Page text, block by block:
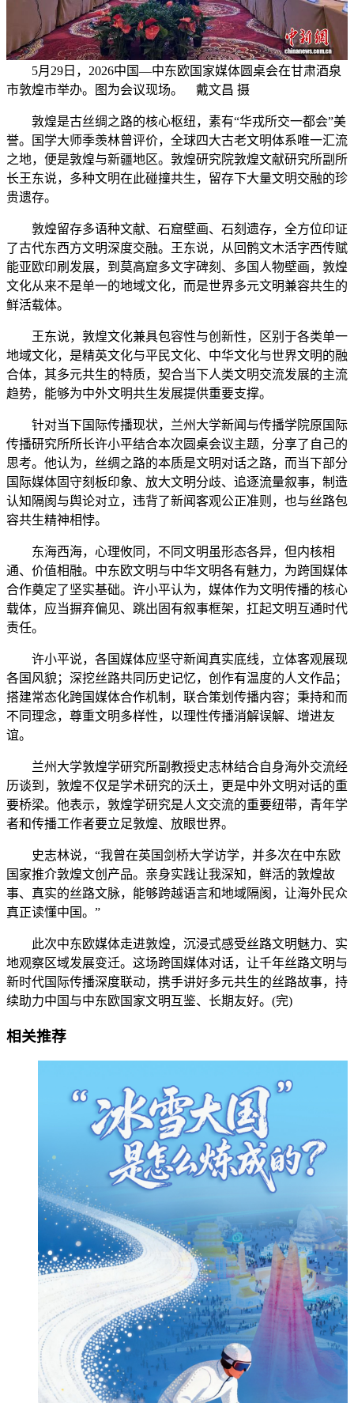
5月29日，2026中国—中东欧国家媒体圆桌会在甘肃酒泉
市敦煌市举办。图为会议现场。 戴文昌 摄
敦煌是古丝绸之路的核心枢纽，素有“华戎所交一都会”美
誉。国学大师季羡林曾评价，全球四大古老文明体系唯一汇流
之地，便是敦煌与新疆地区。敦煌研究院敦煌文献研究所副所
长王东说，多种文明在此碰撞共生，留存下大量文明交融的珍
贵遗存。
敦煌留存多语种文献、石窟壁画、石刻遗存，全方位印证
了古代东西方文明深度交融。王东说，从回鹘文木活字西传赋
能亚欧印刷发展，到莫高窟多文字碑刻、多国人物壁画，敦煌
文化从来不是单一的地域文化，而是世界多元文明兼容共生的
鲜活载体。
王东说，敦煌文化兼具包容性与创新性，区别于各类单一
地域文化，是精英文化与平民文化、中华文化与世界文明的融
合体，其多元共生的特质，契合当下人类文明交流发展的主流
趋势，能够为中外文明共生发展提供重要支撑。
针对当下国际传播现状，兰州大学新闻与传播学院原国际
传播研究所所长许小平结合本次圆桌会议主题，分享了自己的
思考。他认为，丝绸之路的本质是文明对话之路，而当下部分
国际媒体固守刻板印象、放大文明分歧、追逐流量叙事，制造
认知隔阂与舆论对立，违背了新闻客观公正准则，也与丝路包
容共生精神相悖。
东海西海，心理攸同，不同文明虽形态各异，但内核相
通、价值相融。中东欧文明与中华文明各有魅力，为跨国媒体
合作奠定了坚实基础。许小平认为，媒体作为文明传播的核心
载体，应当摒弃偏见、跳出固有叙事框架，扛起文明互通时代
责任。
许小平说，各国媒体应坚守新闻真实底线，立体客观展现
各国风貌；深挖丝路共同历史记忆，创作有温度的人文作品；
搭建常态化跨国媒体合作机制，联合策划传播内容；秉持和而
不同理念，尊重文明多样性，以理性传播消解误解、增进友
谊。
兰州大学敦煌学研究所副教授史志林结合自身海外交流经
历谈到，敦煌不仅是学术研究的沃土，更是中外文明对话的重
要桥梁。他表示，敦煌学研究是人文交流的重要纽带，青年学
者和传播工作者要立足敦煌、放眼世界。
史志林说，“我曾在英国剑桥大学访学，并多次在中东欧
国家推介敦煌文创产品。亲身实践让我深知，鲜活的敦煌故
事、真实的丝路文脉，能够跨越语言和地域隔阂，让海外民众
真正读懂中国。”
此次中东欧媒体走进敦煌，沉浸式感受丝路文明魅力、实
地观察区域发展变迁。这场跨国媒体对话，让千年丝路文明与
新时代国际传播深度联动，携手讲好多元共生的丝路故事，持
续助力中国与中东欧国家文明互鉴、长期友好。(完)
相关推荐